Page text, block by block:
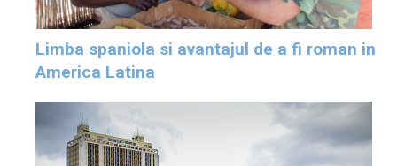
Limba spaniola si avantajul de a fi roman in
America Latina